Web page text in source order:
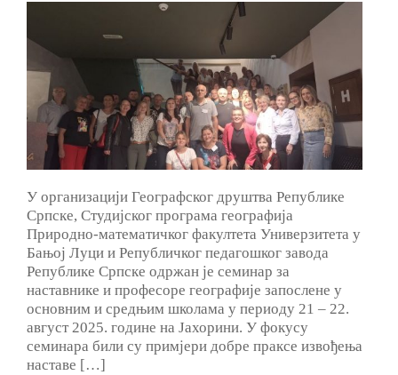
У организацији Географског друштва Републике
Српске, Студијског програма географија
Природно-математичког факултета Универзитета у
Бањој Луци и Републичког педагошког завода
Републике Српске одржан је семинар за
наставнике и професоре географије запослене у
основним и средњим школама у периоду 21 – 22.
август 2025. године на Јахорини. У фокусу
семинара били су примјери добре праксе извођења
наставе […]